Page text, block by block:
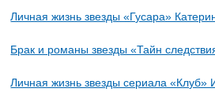
Личная жизнь звезды «Гусара»
Брак и романы звезды «Тайн
Личная жизнь звезды сериала «Клуб»